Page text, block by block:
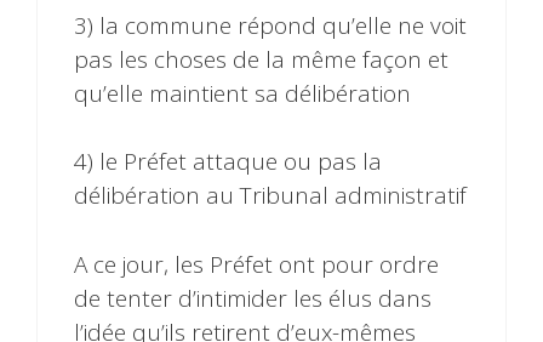
3) la commune répond qu’elle ne voit
pas les choses de la même façon et
qu’elle maintient sa délibération
4) le Préfet attaque ou pas la
délibération au Tribunal administratif
A ce jour, les Préfet ont pour ordre
de tenter d’intimider les élus dans
l’idée qu’ils retirent d’eux-mêmes